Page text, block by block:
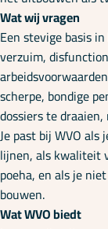
Wat wij vragen
Een stevige basis
verzuim,
scherpe, bondige
dossiers te
Je past bij WVO
lijnen, als kwaliteit
poeha, en als je
bouwen.
Wat WVO biedt